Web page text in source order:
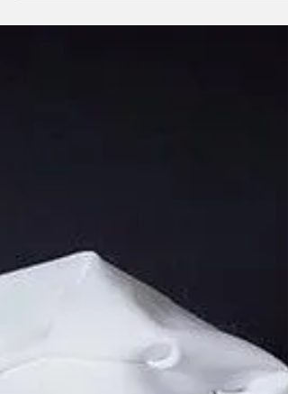
coragem e se transformam em legado. É